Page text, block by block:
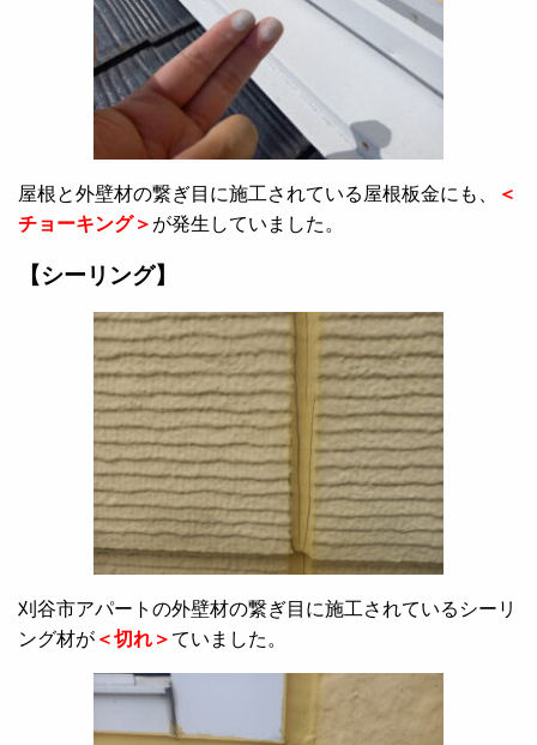
屋根と外壁材の繋ぎ目に施工されている屋根板金にも、
＜
チョーキング＞ が発生していました。
【シーリング】
刈谷市アパートの外壁材の繋ぎ目に施工されているシーリ
ング材が ＜切れ＞ていました。